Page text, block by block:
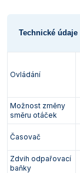
Technické údaje
Ovládání
Možnost změny
směru otáček
Časovač
Zdvih odpařovací
baňky